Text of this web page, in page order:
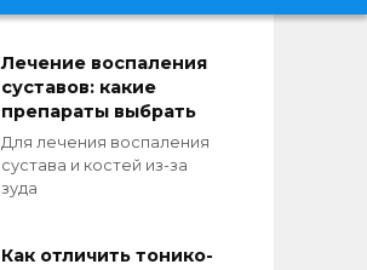
Лечение воспаления
суставов: какие
препараты выбрать
Для лечения воспаления
сустава и костей из-за
зуда
Как отличить тонико-